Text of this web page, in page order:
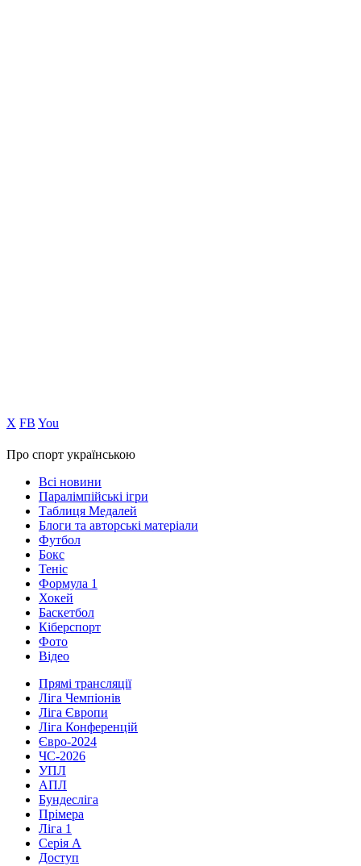
Х FB You
Про спорт українською
Всі новини
Паралімпійські ігри
Таблиця Медалей
Блоги та авторські матеріали
Футбол
Бокс
Теніс
Формула 1
Хокей
Баскетбол
Кіберспорт
Фото
Відео
Прямі трансляції
Ліга Чемпіонів
Ліга Європи
Ліга Конференцій
Євро-2024
ЧС-2026
УПЛ
АПЛ
Бундесліга
Прімера
Ліга 1
Серія А
Доступ